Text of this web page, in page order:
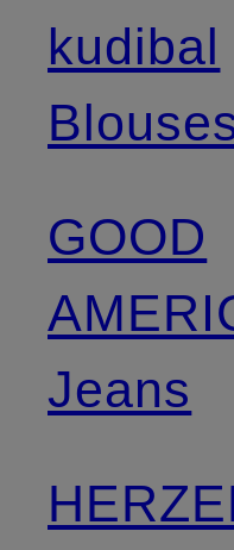
kudibal
GOOD
Jeans